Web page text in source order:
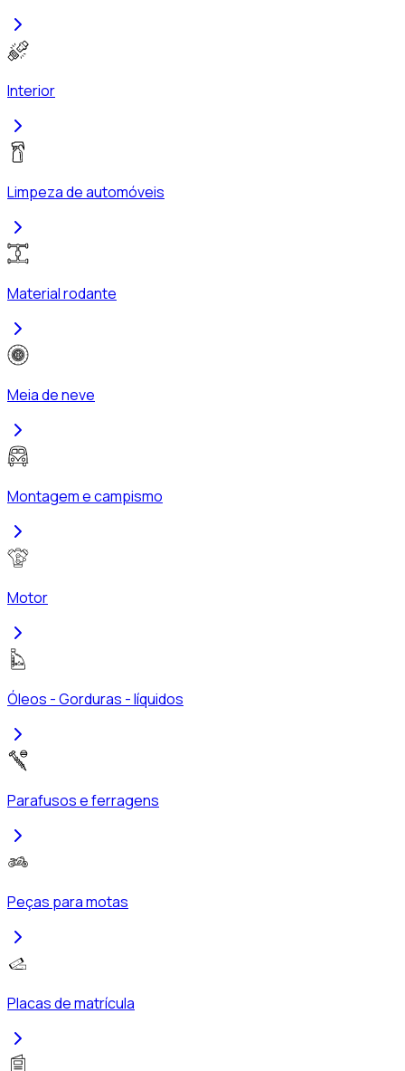
Interior
Limpeza de automóveis
Material rodante
Meia de neve
Montagem e campismo
Motor
Óleos - Gorduras - líquidos
Parafusos e ferragens
Peças para motas
Placas de matrícula